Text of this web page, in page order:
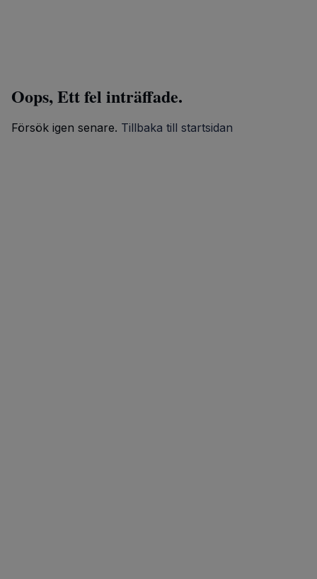
Oops, Ett fel inträffade.
Försök igen senare. Tillbaka till startsidan